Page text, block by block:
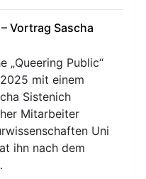
Vortrag Sascha
„Queering Public“
mit einem
Sistenich
Mitarbeiter
Uni
ihn nach dem